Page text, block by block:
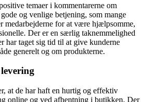
temaer i kommentarerne om
og venlige betjening, som mange
medarbejderne for at være hjælpsomme,
Der er en særlig taknemmelighed
har taget sig tid til at give kunderne
generelt og om produkterne.
at de har haft en hurtig og effektiv
online og ved afhentning i butikken. Der